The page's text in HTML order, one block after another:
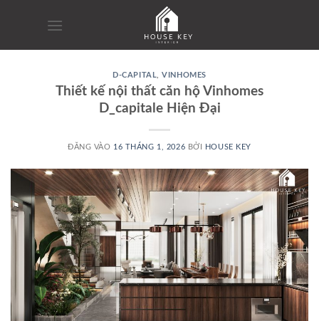
D-CAPITAL ,VINHOMES
Thiết kế nội thất căn hộ Vinhomes
D_capitale Hiện Đại
ĐĂNG VÀO 16 THÁNG 1, 2026 BỞI HOUSE KEY